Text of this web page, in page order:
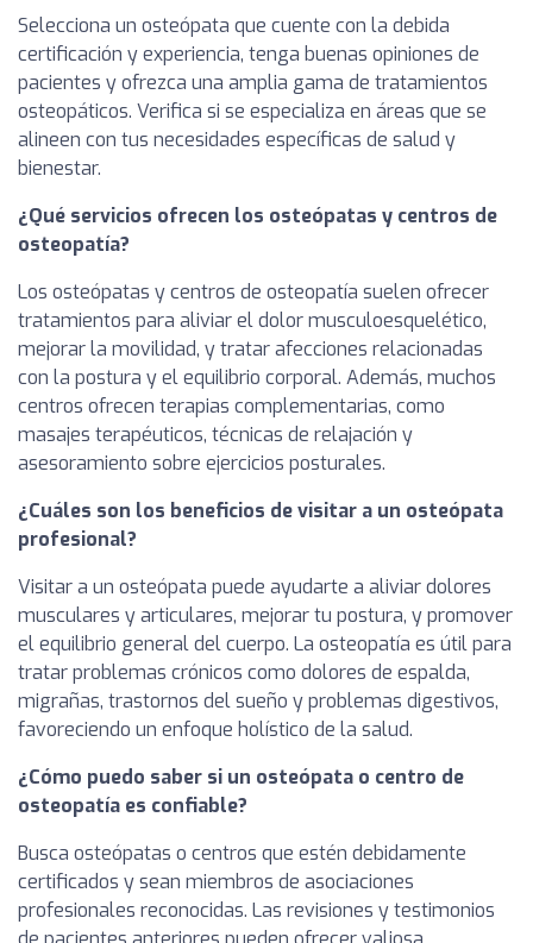
Selecciona un osteópata que cuente con la debida
certificación y experiencia, tenga buenas opiniones de
pacientes y ofrezca una amplia gama de tratamientos
osteopáticos. Verifica si se especializa en áreas que se
alineen con tus necesidades específicas de salud y
bienestar.
¿Qué servicios ofrecen los osteópatas y centros de
osteopatía?
Los osteópatas y centros de osteopatía suelen ofrecer
tratamientos para aliviar el dolor musculoesquelético,
mejorar la movilidad, y tratar afecciones relacionadas
con la postura y el equilibrio corporal. Además, muchos
centros ofrecen terapias complementarias, como
masajes terapéuticos, técnicas de relajación y
asesoramiento sobre ejercicios posturales.
¿Cuáles son los beneficios de visitar a un osteópata
profesional?
Visitar a un osteópata puede ayudarte a aliviar dolores
musculares y articulares, mejorar tu postura, y promover
el equilibrio general del cuerpo. La osteopatía es útil para
tratar problemas crónicos como dolores de espalda,
migrañas, trastornos del sueño y problemas digestivos,
favoreciendo un enfoque holístico de la salud.
¿Cómo puedo saber si un osteópata o centro de
osteopatía es confiable?
Busca osteópatas o centros que estén debidamente
certificados y sean miembros de asociaciones
profesionales reconocidas. Las revisiones y testimonios